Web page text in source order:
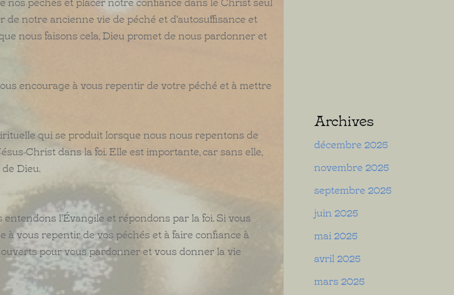
notre ancienne vie de péché et d'autosuffisance et
nous faisons cela, Dieu promet de nous pardonner et
encourage à vous repentir de votre péché et à mettre
qui se produit lorsque nous nous repentons de
Christ dans la foi. Elle est importante, car sans elle,
Dieu.
l'Évangile et répondons par la foi. Si vous
à vous repentir de vos péchés et à faire confiance à
pour vous pardonner et vous donner la vie
Archives
décembre 2025
novembre 2025
septembre 2025
juin 2025
mai 2025
avril 2025
mars 2025